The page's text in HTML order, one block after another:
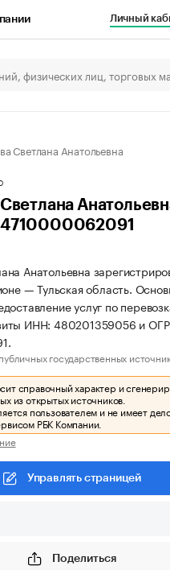
Личный
Светлана Анатольевна
Анатольевна
— Тульская область.
услуг по
ИНН: 480201359056 и
государственных
справочный характер и
из открытых источников.
пользователем и не имеет
РБК Компании.
Управлять страницей
Поделиться